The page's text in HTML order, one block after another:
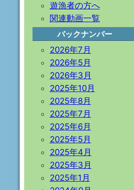
遊漁者の方へ
関連動画一覧
バックナンバー
2026年7月
2026年5月
2026年3月
2025年10月
2025年8月
2025年7月
2025年6月
2025年5月
2025年4月
2025年3月
2025年1月